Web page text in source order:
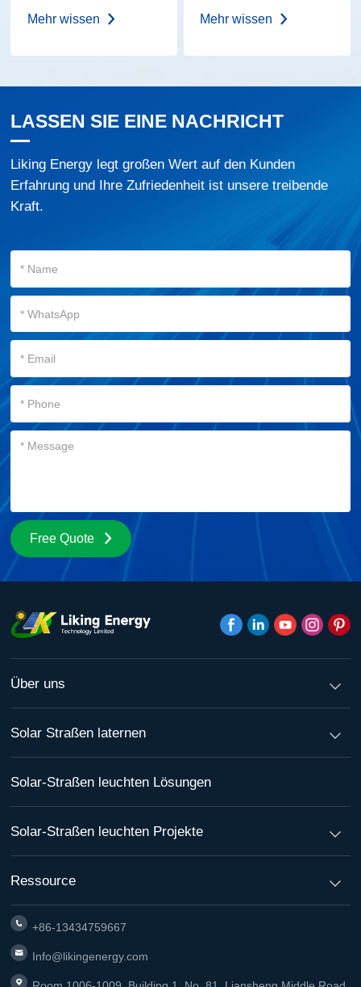
Mehr wissen
Solar Street Light
Mehr wissen
LASSEN SIE EINE NACHRICHT
Liking Energy legt großen Wert auf den Kunden
Erfahrung und Ihre Zufriedenheit ist unsere treibende
Kraft.
Free Quote
Über uns
Solar Straßen laternen
Solar-Straßen leuchten Lösungen
Solar-Straßen leuchten Projekte
Ressource
+86-13434759667
Info@likingenergy.com